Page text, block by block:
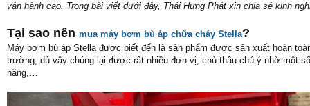
vận hành cao. Trong bài viết dưới đây, Thái Hưng Phát xin chia sẻ kinh
Tại sao nên mua máy bơm bù áp chữa cháy Stella?
Máy bơm bù áp Stella được biết đến là sản phẩm được sản xuất hoàn
trường, dù vậy chúng lại được rất nhiều đơn vị, chủ thầu chú ý nhờ một
năng,…